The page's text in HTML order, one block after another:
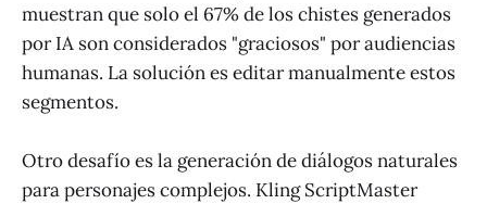
muestran que solo el 67% de los chistes generados
por IA son considerados "graciosos" por audiencias
humanas. La solución es editar manualmente estos
segmentos.
Otro desafío es la generación de diálogos naturales
para personajes complejos. Kling ScriptMaster